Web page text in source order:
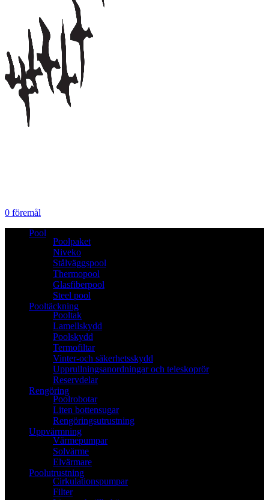
0 föremål
Pool
Poolpaket
Niveko
Stålväggspool
Thermopool
Glasfiberpool
Steel pool
Pooltäckning
Pooltak
Lamellskydd
Poolskydd
Termofiltar
Vinter-och säkerhetsskydd
Upprullningsanordningar och teleskoprör
Reservdelar
Rengöring
Poolrobotar
Liten bottensugar
Rengöringsutrustning
Uppvärmning
Värmepumpar
Solvärme
Elvärmare
Poolutrustning
Cirkulationspumpar
Filter